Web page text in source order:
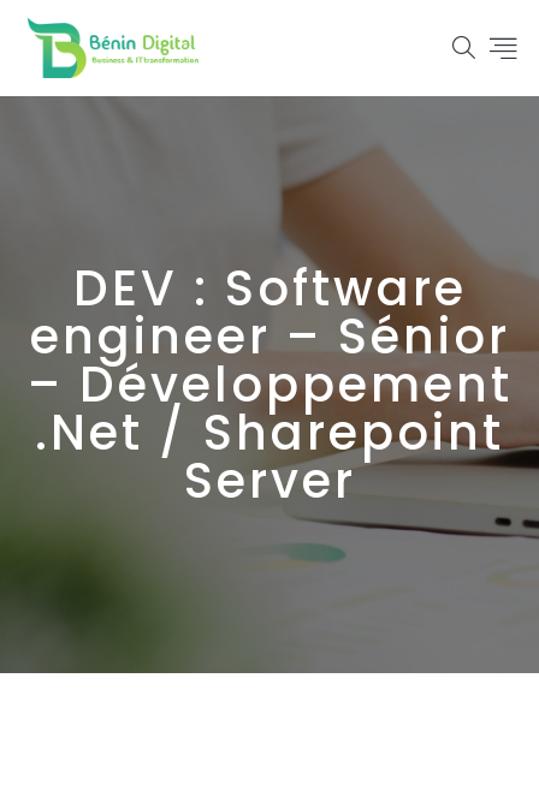
DEV : Software
engineer – Sénior
– Développement
.Net / Sharepoint
Server